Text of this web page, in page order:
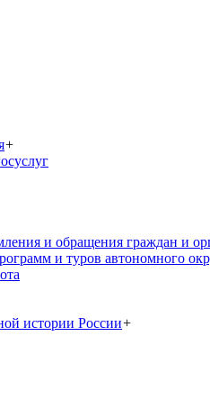
+
и обращения граждан и
и туров автономного
истории России+